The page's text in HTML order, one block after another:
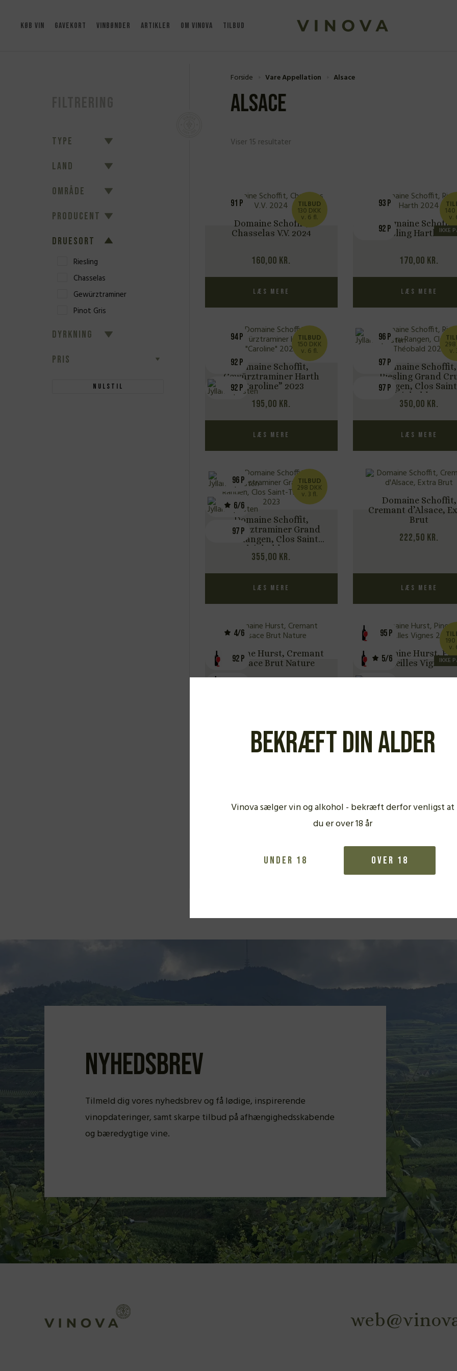
KØB VIN GAVEKORT VINBØNDER ARTIKLER OM VINOVA TILBUD
TYPE
LAND
OMRÅDE
PRODUCENT
DRUESORT
Riesling
Chasselas
Gewürztraminer
Pinot Gris
DYRKNING
PRIS
Nulstil
Alsace
Forside Vare Appellation Alsace
Viser 15 resultater
91 P
Domaine Schoffit,
Chasselas V.V. 2024
160,00 kr.
TILBUD
130 DKK
v. 6 fl.
Læs mere
93 P
92 P IKKE
Domaine Schoffit,
Riesling Harth
170,00 kr.
v.
Læs mere
94 P
92 P
92 P
Domaine Schoffit,
Gewürztraminer Harth
“Caroline” 2023
195,00 kr.
TILBUD
150 DKK
v. 6 fl.
Læs mere
96 P
97 P
97 P
Domaine Schoffit,
Riesling Grand
Rangen, Clos
Théobald 2023
350,00 kr.
v.
Læs mere
96 P
6/6
97 P
Domaine Schoffit,
Gewürztraminer Grand
Cru Rangen, Clos Saint-
Théobald 2023
355,00 kr.
TILBUD
298 DKK
v. 3 fl.
Læs mere
Domaine Schoffit,
Cremant d’Alsace,
Brut
222,50 kr.
Læs mere
4/6
92 P
Domaine Hurst, Cremant
d’Alsace Brut Nature
Læs mere
95 P
5/6 IKKE
Domaine Hurst,
Gris Vieilles Vignes
v.
Læs mere
Læs mere
Noir “Coeur du
Læs mere
Nyhedsbrev
Tilmeld dig vores nyhedsbrev og få lødige, inspirerende
vinopdateringer, samt skarpe tilbud på afhængighedsskabende
og bæredygtige vine.
Bekræft din alder
Vinova sælger vin og alkohol - bekræft derfor venligst at
du er over 18 år
Under 18 Over 18